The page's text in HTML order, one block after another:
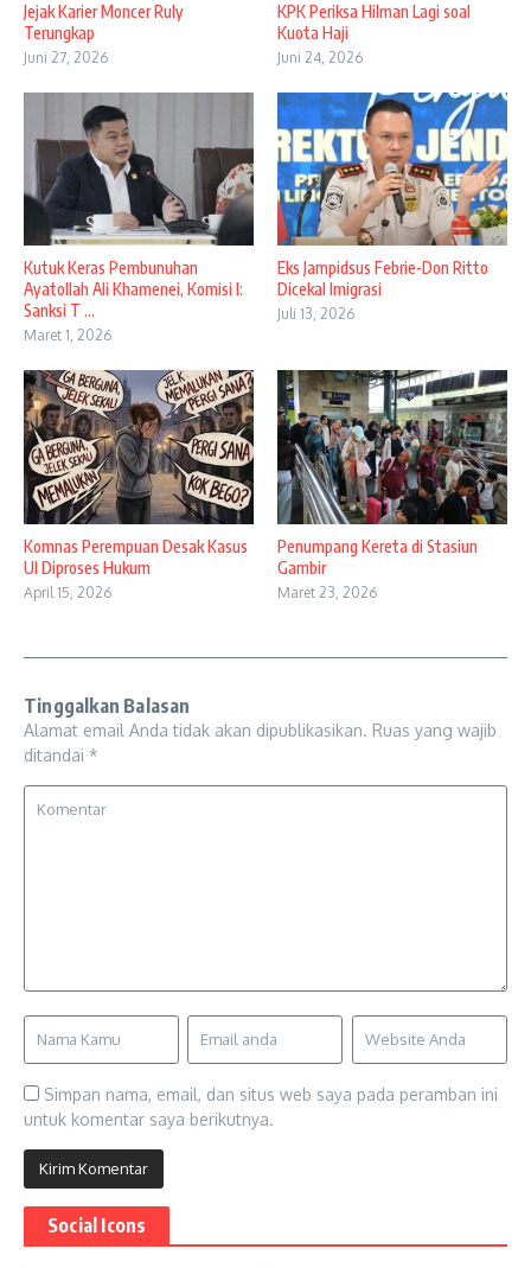
Jejak Karier Moncer Ruly
Terungkap
Juni 27, 2026
KPK Periksa Hilman Lagi soal
Kuota Haji
Juni 24, 2026
Kutuk Keras Pembunuhan
Ayatollah Ali Khamenei, Komisi I:
Sanksi T ...
Maret 1, 2026
Eks Jampidsus Febrie-Don Ritto
Dicekal Imigrasi
Juli 13, 2026
Komnas Perempuan Desak Kasus
UI Diproses Hukum
April 15, 2026
Penumpang Kereta di Stasiun
Gambir
Maret 23, 2026
Tinggalkan Balasan
Alamat email Anda tidak akan dipublikasikan. Ruas yang wajib
ditandai *
Simpan nama, email, dan situs web saya pada peramban ini
untuk komentar saya berikutnya.
Social Icons